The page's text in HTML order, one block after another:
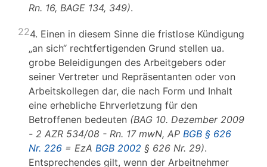
Rn. 16, BAGE 134, 349).
224. Einen in diesem Sinne die fristlose Kündigung
„an sich“ rechtfertigenden Grund stellen ua.
grobe Beleidigungen des Arbeitgebers oder
seiner Vertreter und Repräsentanten oder von
Arbeitskollegen dar, die nach Form und Inhalt
eine erhebliche Ehrverletzung für den
Betroffenen bedeuten (BAG 10. Dezember 2009
- 2 AZR 534/08 - Rn. 17 mwN, AP BGB § 626
Nr. 226 = EzA BGB 2002 § 626 Nr. 29).
Entsprechendes gilt, wenn der Arbeitnehmer